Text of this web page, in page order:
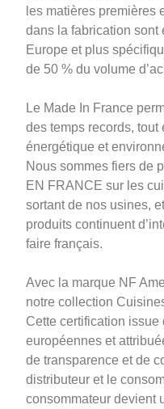
les matières premières
dans la fabrication sont
Europe et plus
de 50 % du volume
Le Made In France
des temps records,
énergétique et
Nous sommes fiers de
EN FRANCE sur les
sortant de nos usines,
produits continuent
faire français.
Avec la marque NF
notre collection
Cette certification
européennes et
de transparence et de
distributeur et le
consommateur devient